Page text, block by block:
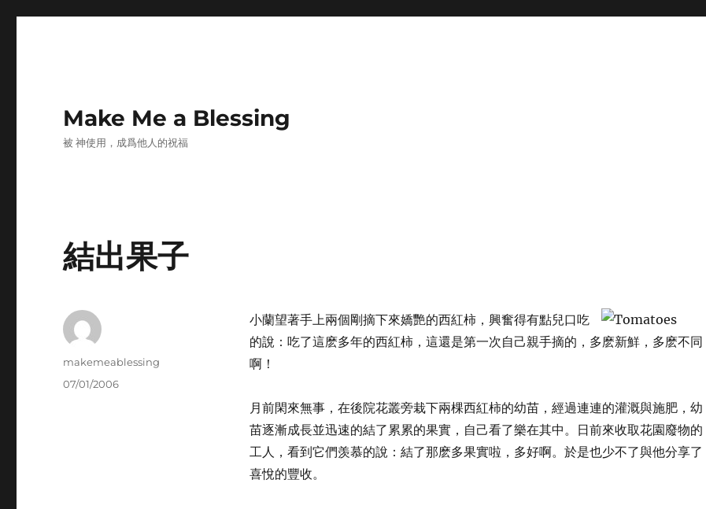
Make Me a Blessing
被 神使用，成爲他人的祝福
結出果子
小蘭望著手上兩個剛摘下來嬌艷的西紅柿，興奮得有點兒口吃
的說：吃了這麽多年的西紅柿，這還是第一次自己親手摘的，多麽新鮮，多麽不同
啊！
月前閑來無事，在後院花叢旁栽下兩棵西紅柿的幼苗，經過連連的灌溉與施肥，幼
苗逐漸成長並迅速的結了累累的果實，自己看了樂在其中。日前來收取花園廢物的
工人，看到它們羡慕的說：結了那麽多果實啦，多好啊。於是也少不了與他分享了
喜悅的豐收。
Author
makemeablessing
Posted
07/01/2006